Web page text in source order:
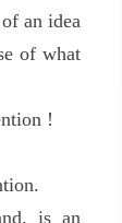
an idea
of what
!
is an